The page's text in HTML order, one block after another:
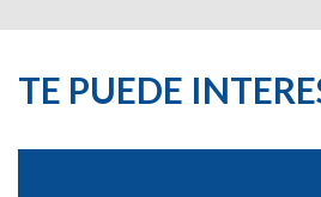
TE PUEDE